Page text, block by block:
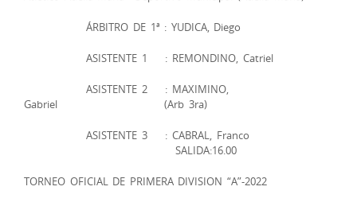
ÁRBITRO DE 1ª : YUDICA, Diego
ASISTENTE 1 : REMONDINO, Catriel
ASISTENTE 2 : MAXIMINO,
Gabriel (Arb 3ra)
ASISTENTE 3 : CABRAL, Franco
SALIDA:16.00
TORNEO OFICIAL DE PRIMERA DIVISION “A”-2022